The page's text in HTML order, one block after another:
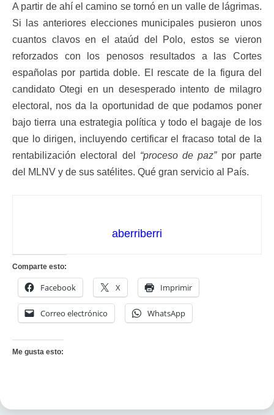
A partir de ahí el camino se tornó en un valle de lágrimas.
Si las anteriores elecciones municipales pusieron unos
cuantos clavos en el ataúd del Polo, estos se vieron
reforzados con los penosos resultados a las Cortes
españolas por partida doble. El rescate de la figura del
candidato Otegi en un desesperado intento de milagro
electoral, nos da la oportunidad de que podamos poner
bajo tierra una estrategia política y todo el bagaje de los
que lo dirigen, incluyendo certificar el fracaso total de la
rentabilización electoral del “proceso de paz”por parte
del MLNV y de sus satélites. Qué gran servicio al País.
aberriberri
Comparte esto:
Facebook X Imprimir
Correo electrónico WhatsApp
Me gusta esto: